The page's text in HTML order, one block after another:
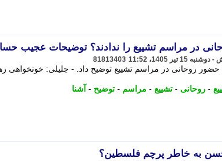
در مراسم تشییع را ندادند؟ توضیحات عجیب
81813403
حضور روحانی در مراسم تشییع توضیح داد. - جلیلی:
- روحانی - تشییع - مراسم - توضیح - آشنا
به خاطر پرچم فلسطین؟